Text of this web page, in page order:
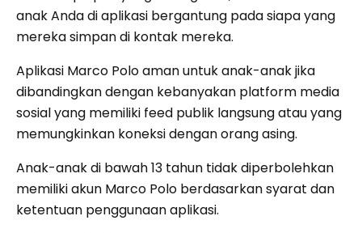
anak Anda di aplikasi bergantung pada siapa yang
mereka simpan di kontak mereka.
Aplikasi Marco Polo aman untuk anak-anak jika
dibandingkan dengan kebanyakan platform media
sosial yang memiliki feed publik langsung atau yang
memungkinkan koneksi dengan orang asing.
Anak-anak di bawah 13 tahun tidak diperbolehkan
memiliki akun Marco Polo berdasarkan syarat dan
ketentuan penggunaan aplikasi.